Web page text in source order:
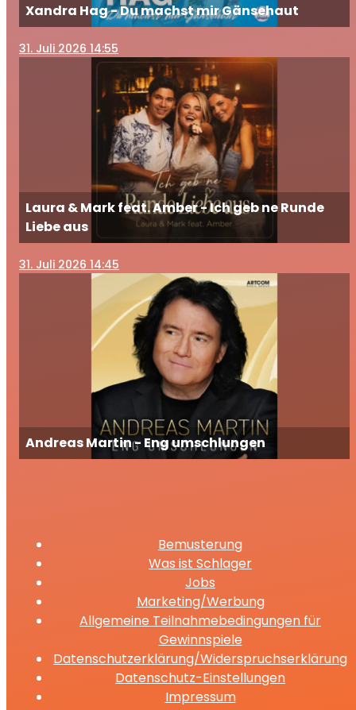
Xandra Hag - Du machst mir Gänsehaut
31. Juli 2026 14:55
Laura & Mark feat. Amber - Ich geb ne Runde
Liebe aus
31. Juli 2026 14:45
Andreas Martin - Eng umschlungen
Bemusterung
Was ist Schlager
Jobs
Marketing/Werbung
Allgemeine Teilnahmebedingungen für
Gewinnspiele
Datenschutzerklärung/Widerspruchserklärung
Datenschutz-Einstellungen
Impressum